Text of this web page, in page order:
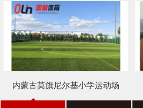
内蒙古莫旗尼尔基小学运动场